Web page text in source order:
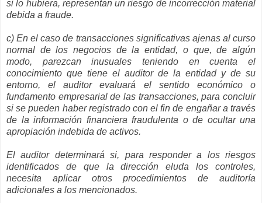
si lo hubiera, representan un riesgo de incorrección material
debida a fraude.
c) En el caso de transacciones significativas ajenas al curso
normal de los negocios de la entidad, o que, de algún
modo, parezcan inusuales teniendo en cuenta el
conocimiento que tiene el auditor de la entidad y de su
entorno, el auditor evaluará el sentido económico o
fundamento empresarial de las transacciones, para concluir
si se pueden haber registrado con el fin de engañar a través
de la información financiera fraudulenta o de ocultar una
apropiación indebida de activos.
El auditor determinará si, para responder a los riesgos
identificados de que la dirección eluda los controles,
necesita aplicar otros procedimientos de auditoría
adicionales a los mencionados.